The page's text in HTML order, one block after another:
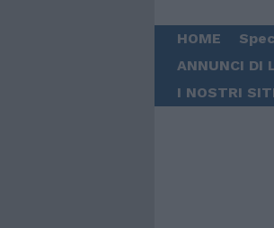
HOME
ANNUNCI DI
I NOSTRI